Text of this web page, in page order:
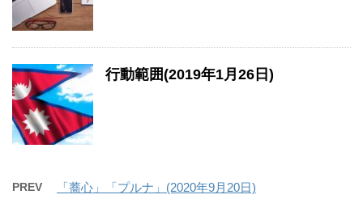
行動範囲(2019年1月26日)
PREV 「蕎心」「プルナ」(2020年9月20日)